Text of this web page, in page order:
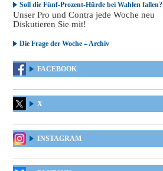
Soll die Fünf-Prozent-Hürde bei Wahlen fallen?
Unser Pro und Contra jede Woche neu
Diskutieren Sie mit!
Die Frage der Woche – Archiv
FACEBOOK
X
INSTAGRAM